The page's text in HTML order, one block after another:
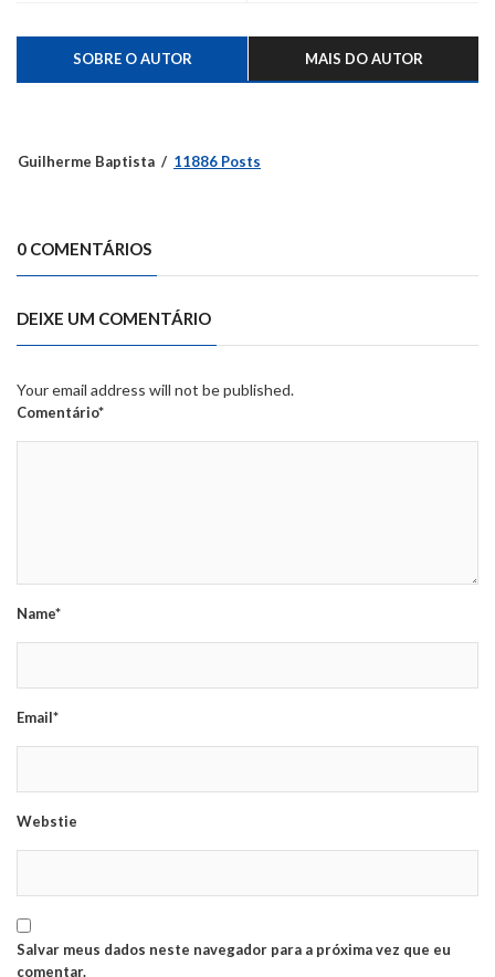
SOBRE O AUTOR MAIS DO AUTOR
Guilherme Baptista 11886 Posts
0 COMENTÁRIOS
DEIXE UM COMENTÁRIO
Your email address will not be published.
Comentário*
Name*
Email*
Webstie
Salvar meus dados neste navegador para a próxima vez que eu
comentar.